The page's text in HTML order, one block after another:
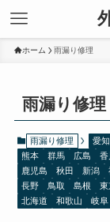
ホーム 雨漏り修理
雨漏り修理
雨漏り修理 愛知
熊本
群馬 広島 香
鹿児島
秋田 新潟
長野
鳥取 島根 東
北海道
和歌山 岐阜